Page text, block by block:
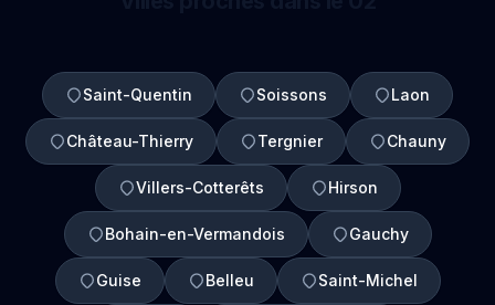
Saint-Quentin Soissons Laon
Château-Thierry Tergnier Chauny
Villers-Cotterêts Hirson
Bohain-en-Vermandois Gauchy
Guise Belleu Saint-Michel